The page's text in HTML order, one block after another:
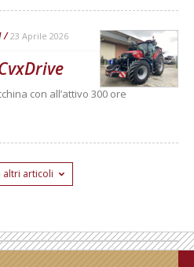
23 Aprile 2026
con all’attivo 300 ore
altri articoli